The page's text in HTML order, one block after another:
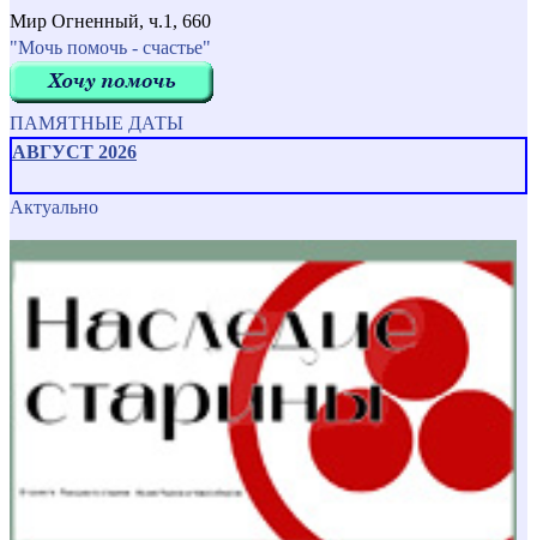
Мир Огненный, ч.1, 660
"Мочь помочь - счастье"
ПАМЯТНЫЕ ДАТЫ
АВГУСТ 2026
Актуально